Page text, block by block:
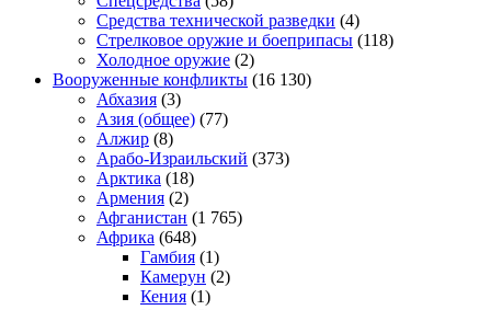
Средства технической разведки (4)
Стрелковое оружие и боеприпасы (118)
Холодное оружие (2)
Вооруженные конфликты (16 130)
Абхазия (3)
Азия (общее) (77)
Алжир (8)
Арабо-Израильский (373)
Арктика (18)
Армения (2)
Афганистан (1 765)
Африка (648)
Гамбия (1)
Камерун (2)
Кения (1)